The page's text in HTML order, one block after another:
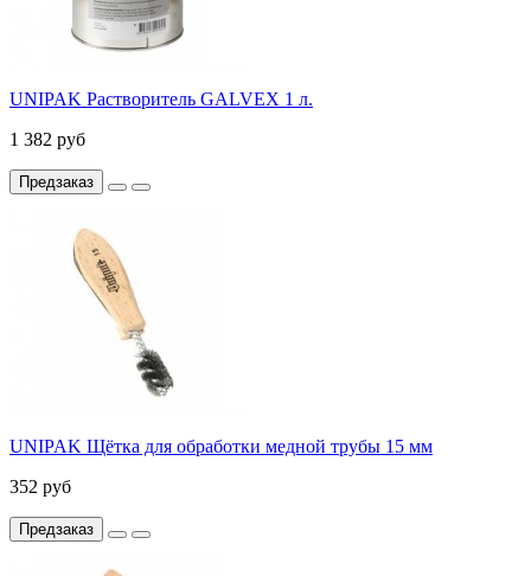
UNIPAK Растворитель GALVEX 1 л.
1 382 руб
Предзаказ
UNIPAK Щётка для обработки медной трубы 15 мм
352 руб
Предзаказ